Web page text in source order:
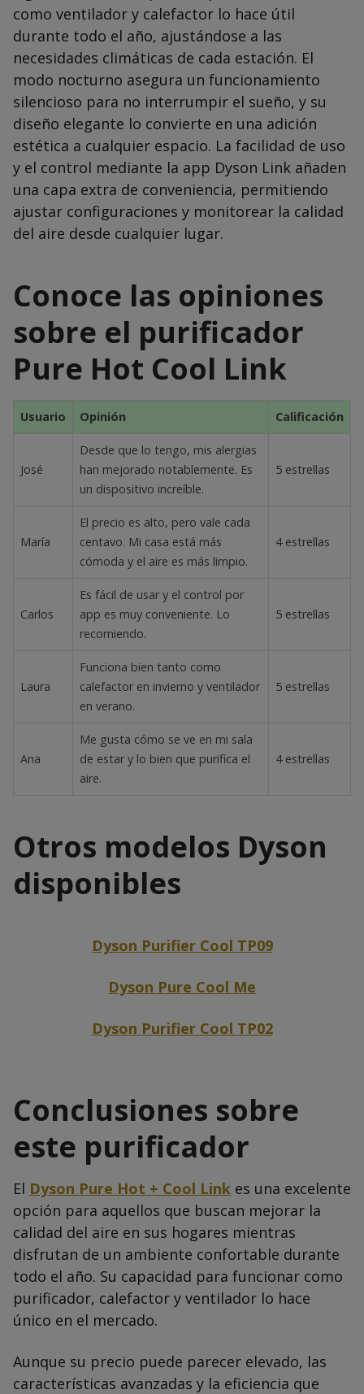
como ventilador y calefactor lo hace útil
durante todo el año, ajustándose a las
necesidades climáticas de cada estación. El
modo nocturno asegura un funcionamiento
silencioso para no interrumpir el sueño, y su
diseño elegante lo convierte en una adición
estética a cualquier espacio. La facilidad de uso
y el control mediante la app Dyson Link añaden
una capa extra de conveniencia, permitiendo
ajustar configuraciones y monitorear la calidad
del aire desde cualquier lugar.
Conoce las opiniones
sobre el purificador
Pure Hot Cool Link
Usuario Opinión Calificación
José
Desde que lo tengo, mis alergias
han mejorado notablemente. Es
un dispositivo increíble.
5 estrellas
María
El precio es alto, pero vale cada
centavo. Mi casa está más
cómoda y el aire es más limpio.
4 estrellas
Carlos
Es fácil de usar y el control por
app es muy conveniente. Lo
recomiendo.
5 estrellas
Laura
Funciona bien tanto como
calefactor en invierno y ventilador
en verano.
5 estrellas
Ana
Me gusta cómo se ve en mi sala
de estar y lo bien que purifica el
aire.
4 estrellas
Otros modelos Dyson
disponibles
Dyson Purifier Cool TP09
Dyson Pure Cool Me
Dyson Purifier Cool TP02
Conclusiones sobre
este purificador
El Dyson Pure Hot + Cool Link es una excelente
opción para aquellos que buscan mejorar la
calidad del aire en sus hogares mientras
disfrutan de un ambiente confortable durante
todo el año. Su capacidad para funcionar como
purificador, calefactor y ventilador lo hace
único en el mercado.
Aunque su precio puede parecer elevado, las
características avanzadas y la eficiencia que